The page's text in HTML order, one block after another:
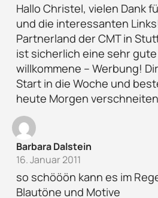
Hallo Christel, vielen Dank
und die interessanten
Partnerland der CMT in
ist sicherlich eine sehr
willkommene – Werbung!
Start in die Woche und
heute Morgen
Barbara Dalstein
16. Januar 2011
so schööön kann es im
Blautöne und Motive